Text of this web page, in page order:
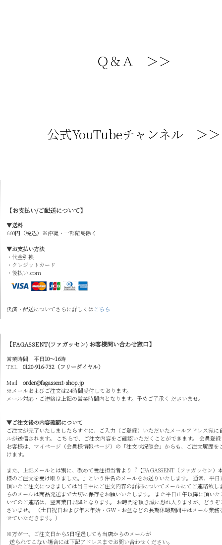
Ｑ＆Ａ ＞＞
公式YouTubeチャンネル ＞＞
【お支払い/ご配送について】
▼送料
660円（税込）※沖縄・一部離島除く
▼お支払い方法
・代金引換
・クレジットカード
・後払い.com
決済・配送についてさらに詳しくはこちら
【FAGASSENT(ファガッセン) お客様問い合わせ窓口】
営業時間 平日10～16時
TEL 0120-916-732（フリーダイヤル）
Mail order@fagassent-shop.jp
※メールおよびご注文は24時間受付しております。
メール対応・ご連絡は上記の営業時間内となります。予めご了承く ださいませ。
▼ご注文後の内容確認について
ご注文が完了いたしましたらすぐに、ご入力（ご登録）いただいたメールアドレス宛に
ルが送信されます。 こちらで、ご注文内容をご確認いただくことができます。 会員登
お客様は、マイページ（会員様情報ページ）の「注文状況照会」からも、ご注文履歴を
けます。
また、上記メールとは別に、改めて受注担当者より『【FAGASSENT（ファガッセン）
様のご注文を受け取りました。』という件名のメールをお送りいたします。 通常、平日
頂いたご注文につきましては当日中にご注文内容の詳細についてメールにてご連絡致し
らのメールは商品発送まで大切に保存をお願いいたします。 また平日正午以降に頂いた
いてのご連絡は、翌営業日以降となります。 お時間を頂き誠に恐れ入りますが、どうぞ
さいませ。 （土日祝日および年末年始・GW・お盆などの長期休暇期間中はメール業務
せていただきます。）
※万が一、ご注文日から5日経過しても当店からのメールが
送られてこない場合には下記アドレスまでお問い合わせください。